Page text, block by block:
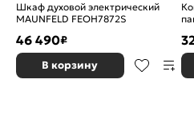
Шкаф духовой электрический
MAUNFELD FEOH7872S
46 490₽
В корзину